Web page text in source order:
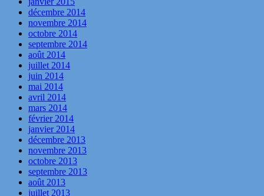
décembre 2014
novembre 2014
octobre 2014
septembre 2014
août 2014
juillet 2014
juin 2014
mai 2014
avril 2014
mars 2014
février 2014
janvier 2014
décembre 2013
novembre 2013
octobre 2013
septembre 2013
août 2013
juillet 2013